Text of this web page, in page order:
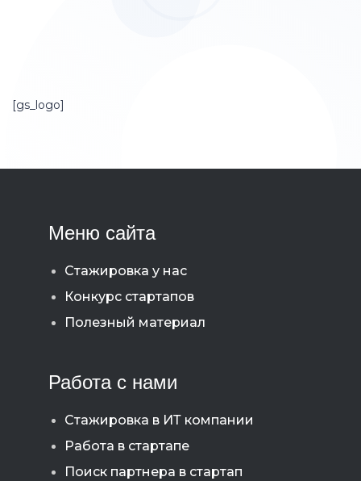
[gs_logo]
Меню сайта
Стажировка у нас
Конкурс стартапов
Полезный материал
Работа с нами
Стажировка в ИТ компании
Работа в стартапе
Поиск партнера в стартап